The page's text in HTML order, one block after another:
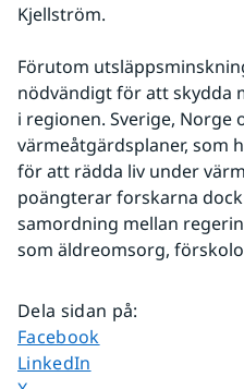
Kjellström.
Förutom
nödvändigt för att skydda
i regionen. Sverige, Norge
värmeåtgärdsplaner, som
för att rädda liv under
poängterar forskarna
samordning mellan
som äldreomsorg,
Dela sidan på:
Dela sidan på
Facebook
Dela sidan på
LinkedIn